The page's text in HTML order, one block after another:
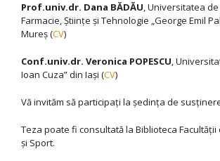
Prof.univ.dr. Dana BĂDĂU, Universitatea
Farmacie, Ştiinţe şi Tehnologie „George Emil
Mureş (CV)
Conf.univ.dr. Veronica POPESCU,
Ioan Cuza” din Iaşi (CV)
Vă invităm să participaţi la şedinţa de
Teza poate fi consultată la Biblioteca Facultăţii
şi Sport.